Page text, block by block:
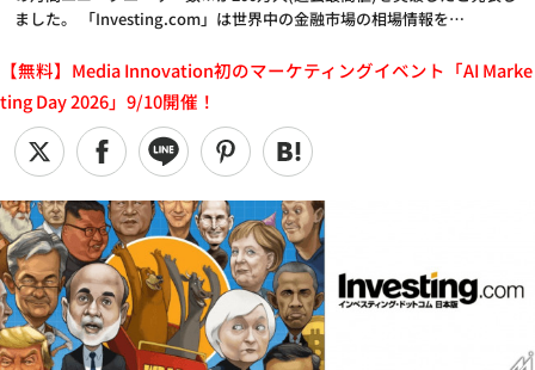
ました。 「Investing.com」は世界中の金融市場の相場情報を…
【無料】Media Innovation初のマーケティングイベント「AI Marke
ting Day 2026」9/10開催！